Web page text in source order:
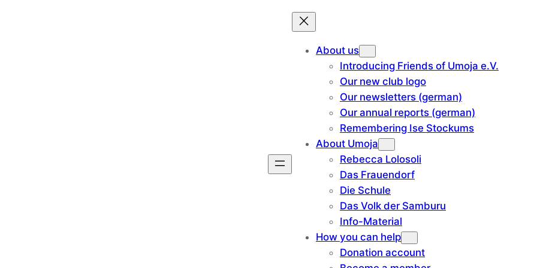
About us
Introducing Friends of Umoja e.V.
Our new club logo
Our newsletters (german)
Our annual reports (german)
Remembering Ise Stockums
About Umoja
Rebecca Lolosoli
Das Frauendorf
Die Schule
Das Volk der Samburu
Info-Material
How you can help
Donation account